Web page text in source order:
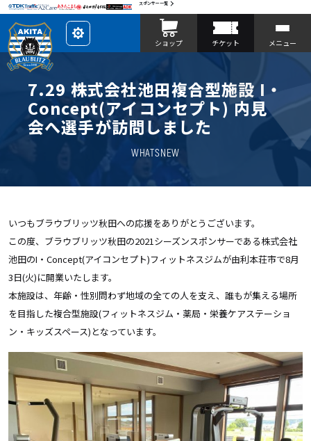
スポンサー一覧
レ
イ
ア
を
カ
ス
タ
マ
イ
ズ
ショップ チケット メニュー
7.29 株式会社池田複合型施設 I・
Concept(アイコンセプト) 内見
会へ選手が訪問しました
WHATSNEW
いつもブラウブリッツ秋田への応援をありがとうございます。
この度、ブラウブリッツ秋田の2021シーズンスポンサーである株式会社
池田のI ・ Concept(アイコンセプト)フィットネスジムが由利本荘市で8月
3日(火)に開業いたします。
本施設は、年齢・性別問わず地域の全ての人を支え、誰もが集える場所
を目指した複合型施設(フィットネスジム・薬局・栄養ケアステーショ
ン・キッズスペース)となっています。